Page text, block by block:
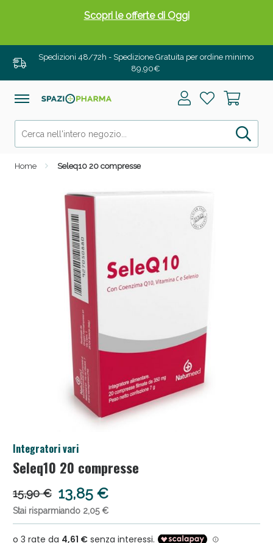
Spedizioni 48/72h - Spedizione Gratuita per ordine minimo
89,90€
Home Seleq10 20 compresse
Integratori vari
Seleq10 20 compresse
15,90 € 13,85 €
Stai risparmiando 2,05 €
Scopri le offerte di Oggi
Drenanti e Pancia Piatta: Sconti fino al 55% validi
Salini e Multivitaminici: oggi Sconto extra fino al